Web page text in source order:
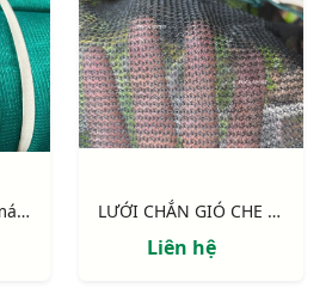
Lưới chắn gió che mát sân Pickleball, tennis.... LƯỚI CHẮN GIÓ CHE MÁT MÀU ĐEN chắn 50% sức gió
Liên hệ